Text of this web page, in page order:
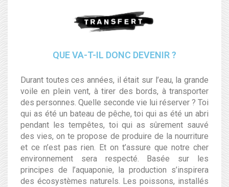
QUE VA-T-IL DONC DEVENIR ?
Durant toutes ces années, il était sur l’eau, la grande
voile en plein vent, à tirer des bords, à transporter
des personnes. Quelle seconde vie lui réserver ? Toi
qui as été un bateau de pêche, toi qui as été un abri
pendant les tempêtes, toi qui as sûrement sauvé
des vies, on te propose de produire de la nourriture
et ce n’est pas rien. Et on t’assure que notre cher
environnement sera respecté. Basée sur les
principes de l’aquaponie, la production s’inspirera
des écosystèmes naturels. Les poissons, installés